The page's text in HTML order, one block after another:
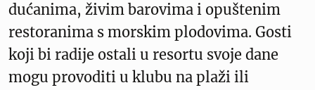
dućanima, živim barovima i opuštenim
restoranima s morskim plodovima. Gosti
koji bi radije ostali u resortu svoje dane
mogu provoditi u klubu na plaži ili